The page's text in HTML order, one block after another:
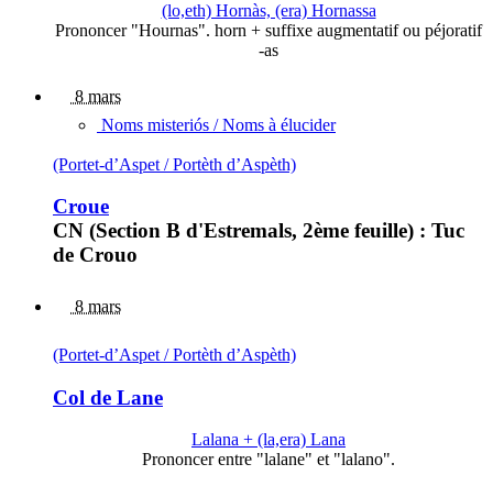
(lo,eth) Hornàs, (era) Hornassa
Prononcer "Hournas". horn + suffixe augmentatif ou péjoratif
-as
8 mars
Noms misteriós / Noms à élucider
(Portet-d’Aspet / Portèth d’Aspèth)
Croue
CN (Section B d'Estremals, 2ème feuille) : Tuc
de Crouo
8 mars
(Portet-d’Aspet / Portèth d’Aspèth)
Col de Lane
Lalana + (la,era) Lana
Prononcer entre "lalane" et "lalano".